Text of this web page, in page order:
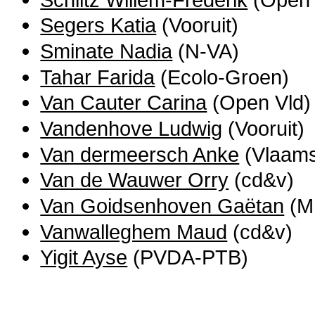
Segers Katia(Vooruit)
Sminate Nadia(N-VA)
Tahar Farida(Ecolo-Groen)
Van Cauter Carina(Open Vld)
Vandenhove Ludwig (Vooruit)
Van dermeersch Anke
Van de Wauwer Orry (cd&v)
Van Goidsenhoven Gaëtan
Vanwalleghem Maud (cd&v)
Yigit Ayse (PVDA-PTB)